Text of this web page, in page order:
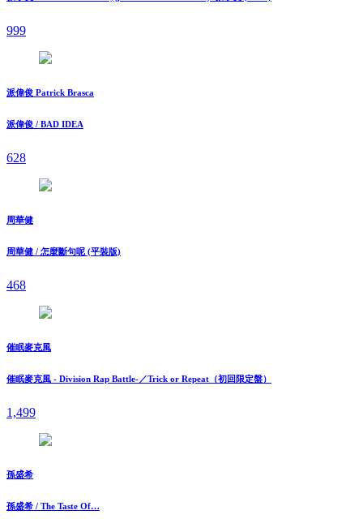
999
派偉俊 Patrick Brasca
派偉俊 / BAD IDEA
628
周華健
周華健 / 怎麼斷句呢 (平裝版)
468
催眠麥克風
催眠麥克風 - Division Rap Battle-／Trick or Repeat（初回限定盤）
1,499
孫盛希
孫盛希 / The Taste Of…